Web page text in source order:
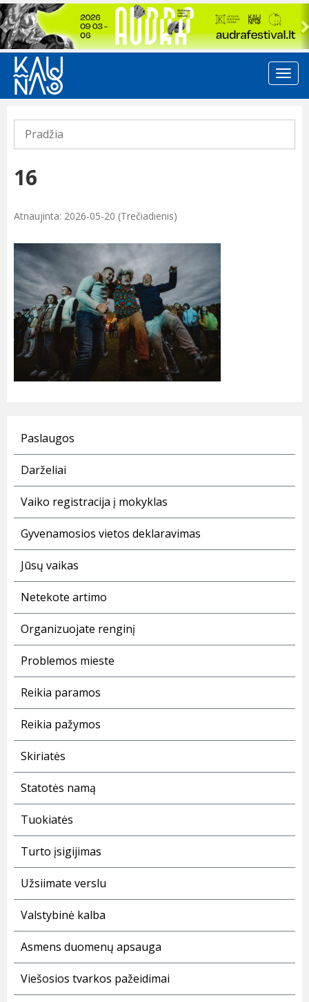
Previous
Pradžia
16
Atnaujinta: 2026-05-20 (Trečiadienis)
Paslaugos
Darželiai
Vaiko registracija į mokyklas
Gyvenamosios vietos deklaravimas
Jūsų vaikas
Netekote artimo
Organizuojate renginį
Problemos mieste
Reikia paramos
Reikia pažymos
Skiriatės
Statotės namą
Tuokiatės
Turto įsigijimas
Užsiimate verslu
Valstybinė kalba
Asmens duomenų apsauga
Viešosios tvarkos pažeidimai